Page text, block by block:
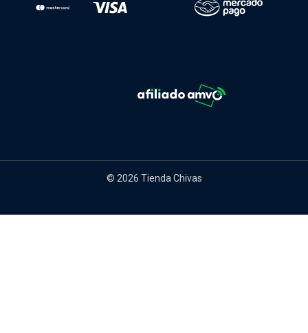
© 2026 Tienda Chivas